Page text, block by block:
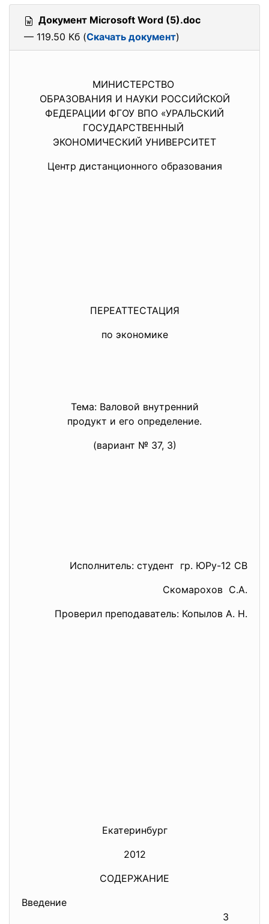
Документ Microsoft Word (5).doc
— 119.50 Кб (Скачать документ)
МИНИСТЕРСТВО
ОБРАЗОВАНИЯ И НАУКИ РОССИЙСКОЙ
ФЕДЕРАЦИИ ФГОУ ВПО «УРАЛЬСКИЙ
ГОСУДАРСТВЕННЫЙ
ЭКОНОМИЧЕСКИЙ УНИВЕРСИТЕТ
Центр дистанционного образования
ПЕРЕАТТЕСТАЦИЯ
по экономике
Тема: Валовой внутренний
продукт и его определение.
(вариант № 37, 3)
Исполнитель: студент гр. ЮРу-12 СВ
Скомарохов С.А.
Проверил преподаватель: Копылов А. Н.
Екатеринбург
2012
СОДЕРЖАНИЕ
Введение
3